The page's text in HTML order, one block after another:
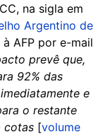
na sigla em
Argentino de
à AFP por e-mail
prevê que,
92% das
e
o restante
cotas [volume